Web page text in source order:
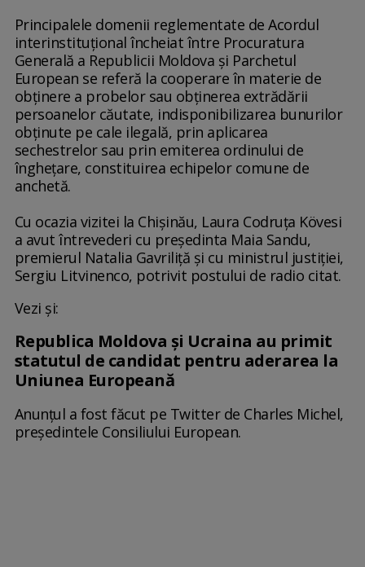
Principalele domenii reglementate de Acordul
interinstituţional încheiat între Procuratura
Generală a Republicii Moldova şi Parchetul
European se referă la cooperare în materie de
obţinere a probelor sau obţinerea extrădării
persoanelor căutate, indisponibilizarea bunurilor
obţinute pe cale ilegală, prin aplicarea
sechestrelor sau prin emiterea ordinului de
îngheţare, constituirea echipelor comune de
anchetă.
Cu ocazia vizitei la Chişinău, Laura Codruţa Kövesi
a avut întrevederi cu preşedinta Maia Sandu,
premierul Natalia Gavriliţă şi cu ministrul justiţiei,
Sergiu Litvinenco, potrivit postului de radio citat.
Vezi și:
Republica Moldova și Ucraina au primit
statutul de candidat pentru aderarea la
Uniunea Europeană
Anunțul a fost făcut pe Twitter de Charles Michel,
președintele Consiliului European.